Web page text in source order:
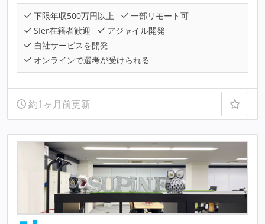
下限年収500万円以上
一部リモート可
SIer在籍者歓迎
アジャイル開発
自社サービスを開発
オンラインで選考が受けられる
約1ヶ月前更新